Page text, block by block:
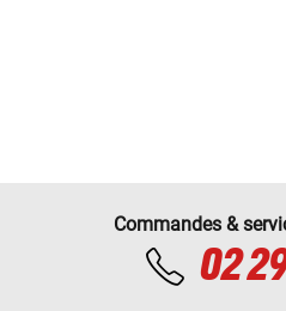
Commandes &
02